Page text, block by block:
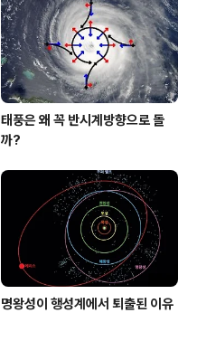
태풍은 왜 꼭 반시계방향으로 돌
까?
명왕성이 행성계에서 퇴출된 이유